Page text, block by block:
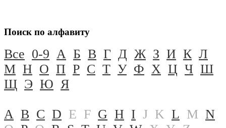
Поиск по алфавиту
Все 0-9 А Б В Г Д Ж З И К Л
М Н О П Р С Т У Ф Х Ц Ч Ш
Щ Э Ю Я
A B C D E F G H I J K L M N